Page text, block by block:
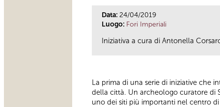
Data: 24/04/2019
Luogo: Fori Imperiali
Iniziativa a cura di Antonella
La prima di una serie di iniziative che
della città. Un archeologo curatore di
uno dei siti più importanti nel centro